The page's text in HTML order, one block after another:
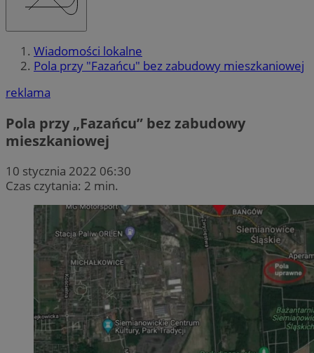
Wiadomości lokalne
Pola przy "Fazańcu" bez zabudowy mieszkaniowej
reklama
Pola przy „Fazańcu” bez zabudowy
mieszkaniowej
10 stycznia 2022 06:30
Czas czytania: 2 min.